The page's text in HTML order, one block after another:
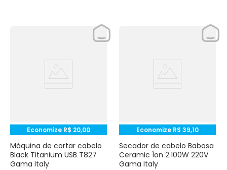
Economize R$ 20,00
Máquina de cortar cabelo
Black Titanium USB T827
Gama Italy
Economize R$ 39,10
Secador de cabelo Babosa
Ceramic Íon 2.100W 220V
Gama Italy